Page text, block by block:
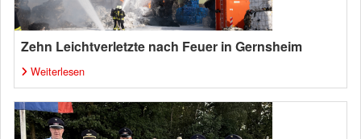
Zehn Leichtverletzte nach Feuer in Gernsheim
Weiterlesen